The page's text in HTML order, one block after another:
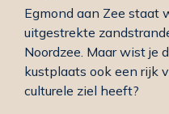
Egmond aan Zee staat
uitgestrekte
Noordzee. Maar wist je
kustplaats ook een rijk
culturele ziel heeft?